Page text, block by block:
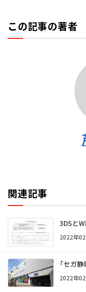
この記事の著者
関連記事
3DSと
2022年
「セガ
2022年